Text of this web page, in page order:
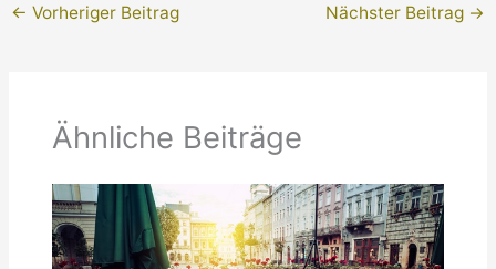
← Vorheriger Beitrag Nächster Beitrag →
Ähnliche Beiträge